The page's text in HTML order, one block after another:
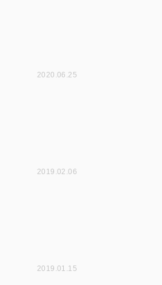
2020.06.25
2019.02.06
2019.01.15